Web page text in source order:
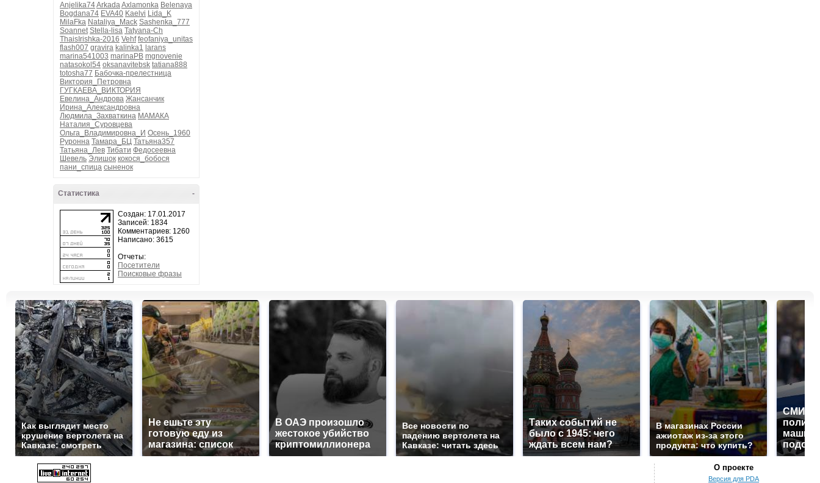
Anjelika74ArkadaAxlamonka Belenaya
Bogdana74 EVA40 Kaelvi Lida_K
MilaFka Nataliya_Mack Sashenka_777
Soannet Stella-lisa Tatyana-Ch
ThaisIrishka-2016 Vehf feofaniya_unitas
flash007 gravira kalinka1 larans
marina541003 marinaPB mgnovenie
natasokol54 oksanavitebsk tatiana888
totosha77 Бабочка-прелестница
Виктория_Петровна
ГУГКАЕВА_ВИКТОРИЯ
Евелина_Андрова Жансанчик
Ирина_Александровна
Людмила_Захваткина МАМАКА
Наталия_Суровцева
Ольга_Владимировна_И Осень_1960
Руронна Тамара_БЦ Татьяна357
Татьяна_Лев Тибати Федосеевна
Шевель Элишок кокося_бобося
пани_спица сыненок
-
Статистика
Создан: 17.01.2017
Записей: 1834
Комментариев: 1260
Написано: 3615
Отчеты:
Посетители
Поисковые фразы
Как выглядит место
крушение вертолета на
Кавказе: смотреть
Не ешьте эту
готовую еду из
магазина: список
В ОАЭ произошло
жестокое убийство
криптомиллионера
Все новости по
падению вертолета на
Кавказе: читать здесь
Таких событий не
было с 1945: чего
ждать всем нам?
В магазинах России
ажиотаж из-за этого
продукта: что купить?
СМИ: В
О проекте
Версия для PDA